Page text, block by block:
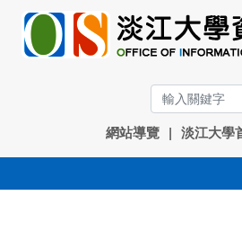
網站導覽 | 淡江大學